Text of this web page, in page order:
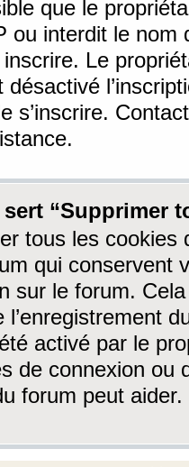
que le
ou interdit le nom
Le
désactivé
s’inscrire.
sert “Supprimer
tous les cookies
qui conservent
sur le forum.
l’enregistrement
activé par le
de connexion ou
forum peut aider.